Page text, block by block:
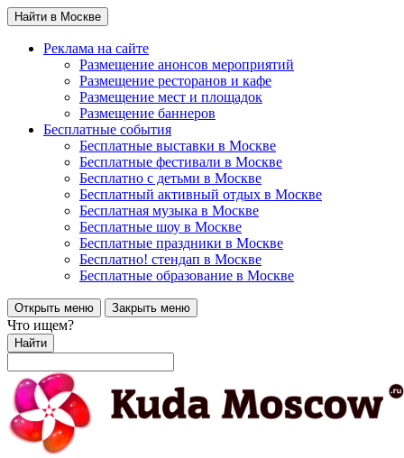
Найти в Москве
Реклама на сайте
Размещение анонсов мероприятий
Размещение ресторанов и кафе
Размещение мест и площадок
Размещение баннеров
Бесплатные события
Бесплатные выставки в Москве
Бесплатные фестивали в Москве
Бесплатно с детьми в Москве
Бесплатный активный отдых в Москве
Бесплатная музыка в Москве
Бесплатные шоу в Москве
Бесплатные праздники в Москве
Бесплатно! стендап в Москве
Бесплатные образование в Москве
Открыть меню Закрыть меню
Что ищем?
Найти